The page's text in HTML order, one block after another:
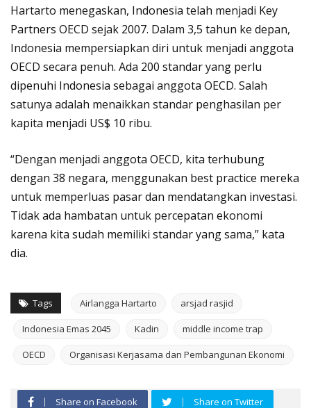
Hartarto menegaskan, Indonesia telah menjadi Key
Partners OECD sejak 2007. Dalam 3,5 tahun ke depan,
Indonesia mempersiapkan diri untuk menjadi anggota
OECD secara penuh. Ada 200 standar yang perlu
dipenuhi Indonesia sebagai anggota OECD. Salah
satunya adalah menaikkan standar penghasilan per
kapita menjadi US$ 10 ribu.
“Dengan menjadi anggota OECD, kita terhubung
dengan 38 negara, menggunakan best practice mereka
untuk memperluas pasar dan mendatangkan investasi.
Tidak ada hambatan untuk percepatan ekonomi
karena kita sudah memiliki standar yang sama,” kata
dia.
Tags Airlangga Hartarto arsjad rasjid
Indonesia Emas 2045 Kadin middle income trap
OECD Organisasi Kerjasama dan Pembangunan Ekonomi
Share on Facebook Share on Twitter